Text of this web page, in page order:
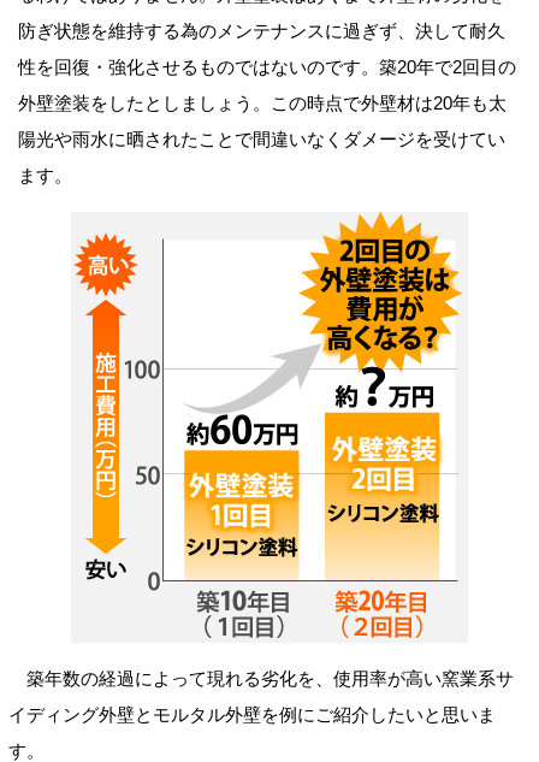
防ぎ状態を維持する為のメンテナンスに過ぎず、決して耐久
性を回復・強化させるものではないのです。築20年で2回目の
外壁塗装をしたとしましょう。この時点で外壁材は20年も太
陽光や雨水に晒されたことで間違いなくダメージを受けてい
ます。
築年数の経過によって現れる劣化を、使用率が高い窯業系サ
イディング外壁とモルタル外壁を例にご紹介したいと思いま
す。